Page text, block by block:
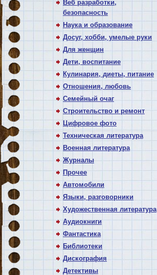
Веб разработки,
безопасность
Наука и образование
Досуг, хобби, умелые руки
Для женщин
Дети, воспитание
Кулинария, диеты, питание
Отношения, любовь
Семейный очаг
Строительство и ремонт
Цифровое фото
Техническая литература
Военная литература
Журналы
Прочее
Автомобили
Языки, разговорники
Художественная литература
Аудиокниги
Фантастика
Библиотеки
Дискография
Детективы